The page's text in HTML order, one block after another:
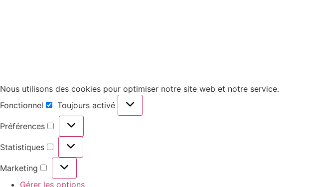
Nous utilisons des cookies pour optimiser notre site web et notre service.
Fonctionnel
Toujours activé
Préférences
Statistiques
Marketing
Gérer les options